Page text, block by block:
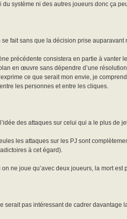
du système ni des autres joueurs donc ça
se fait sans que la décision prise auparavant
précédente consistera en partie à vanter
en œuvre sans dépendre d’une
ce que serait mon envie, je
les personnes et entre les cliques.
des attaques sur celui qui a le plus de
les attaques sur les PJ sont
à cet égard).
on ne joue qu’avec deux joueurs, la mort
serait pas intéressant de cadrer